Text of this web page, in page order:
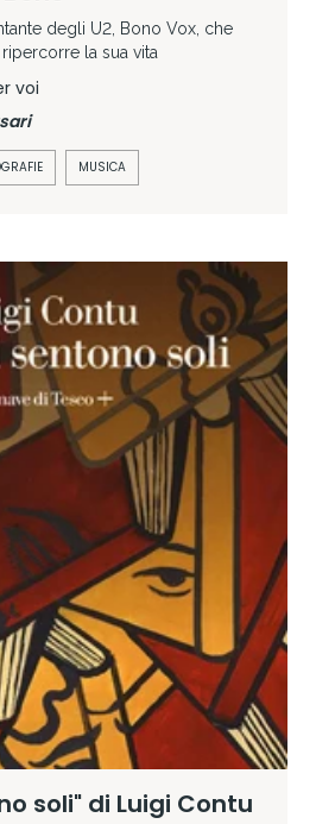
degli U2, Bono Vox, che
la sua vita
voi
MUSICA
soli" di Luigi Contu